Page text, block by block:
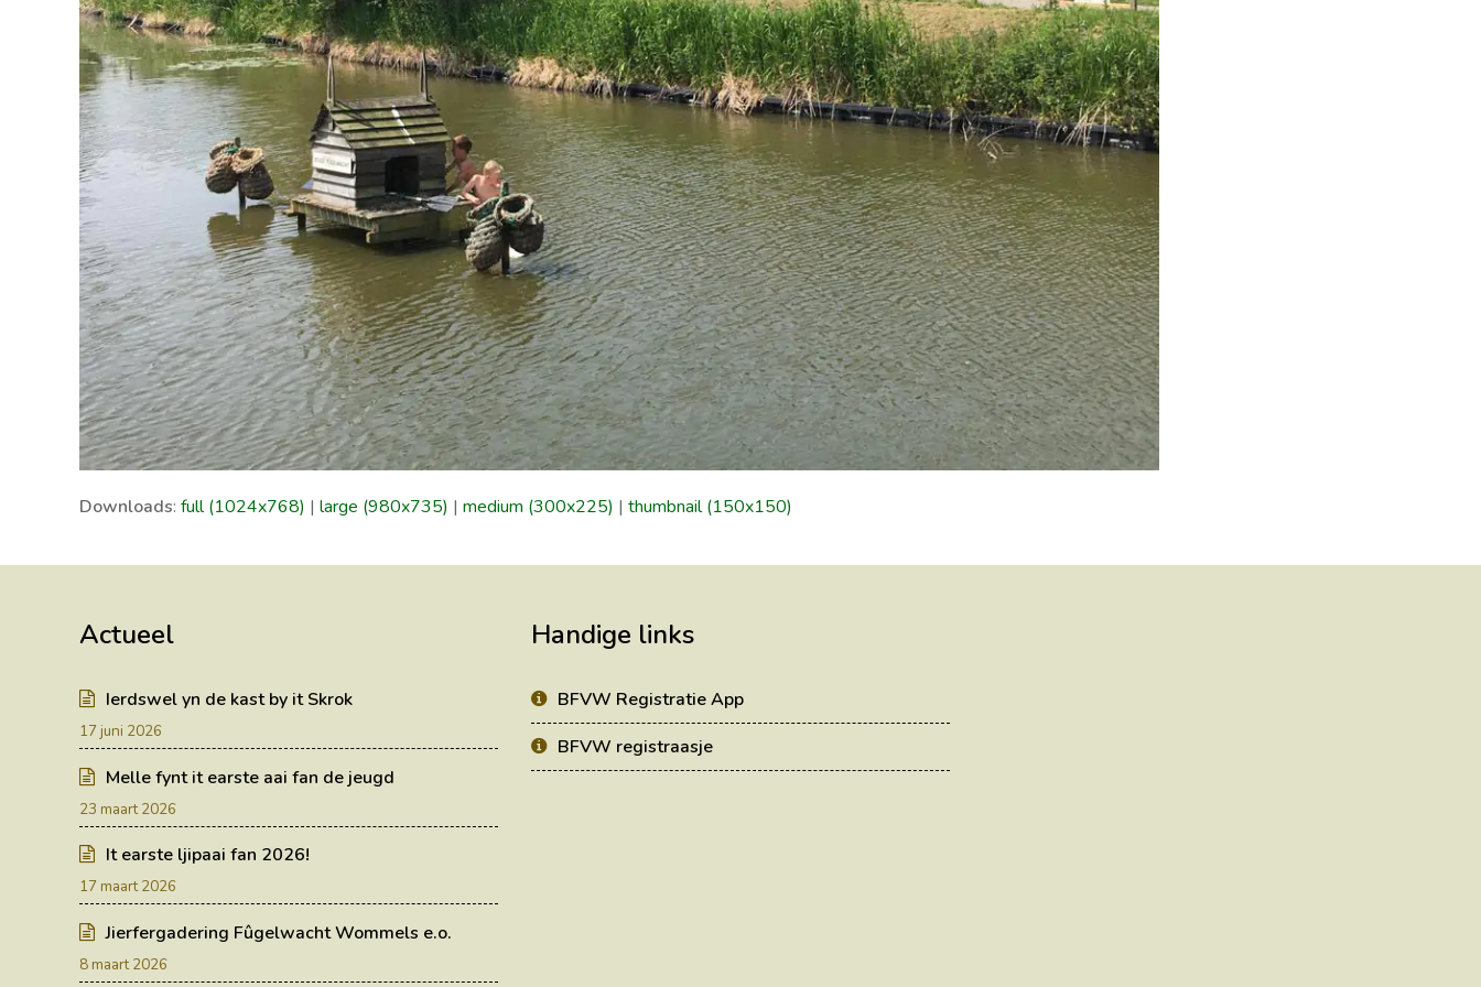
Downloads: full (1024x768) | large (980x735) | medium (300x225) | thumbnail (150x150)
Actueel
Ierdswel yn de kast by it Skrok
17 juni 2026
Melle fynt it earste aai fan de jeugd
23 maart 2026
It earste ljipaai fan 2026!
17 maart 2026
Jierfergadering Fûgelwacht Wommels e.o.
8 maart 2026
Handige links
BFVW Registratie App
BFVW registraasje